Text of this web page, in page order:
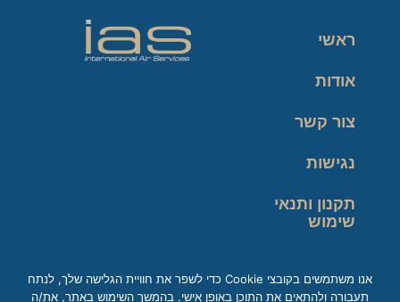
ראשי
אודות
צור קשר
נגישות
תקנון ותנאי
שימוש
אנו משתמשים בקובצי Cookie כדי לשפר את חוויית הגלישה שלך, לנתח
תעבורה ולהתאים את התוכן באופן אישי. בהמשך השימוש באתר, את/ה